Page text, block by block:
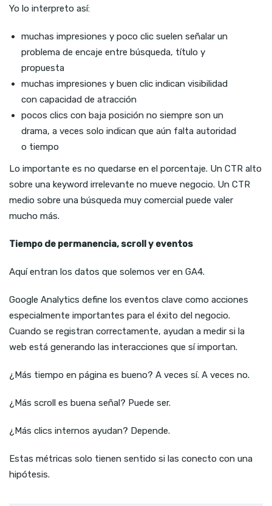
Yo lo interpreto así:
muchas impresiones y poco clic suelen señalar un
problema de encaje entre búsqueda, título y
propuesta
muchas impresiones y buen clic indican visibilidad
con capacidad de atracción
pocos clics con baja posición no siempre son un
drama, a veces solo indican que aún falta autoridad
o tiempo
Lo importante es no quedarse en el porcentaje. Un CTR alto
sobre una keyword irrelevante no mueve negocio. Un CTR
medio sobre una búsqueda muy comercial puede valer
mucho más.
Tiempo de permanencia, scroll y eventos
Aquí entran los datos que solemos ver en GA4.
Google Analytics define los eventos clave como acciones
especialmente importantes para el éxito del negocio.
Cuando se registran correctamente, ayudan a medir si la
web está generando las interacciones que sí importan.
¿Más tiempo en página es bueno? A veces sí. A veces no.
¿Más scroll es buena señal? Puede ser.
¿Más clics internos ayudan? Depende.
Estas métricas solo tienen sentido si las conecto con una
hipótesis.